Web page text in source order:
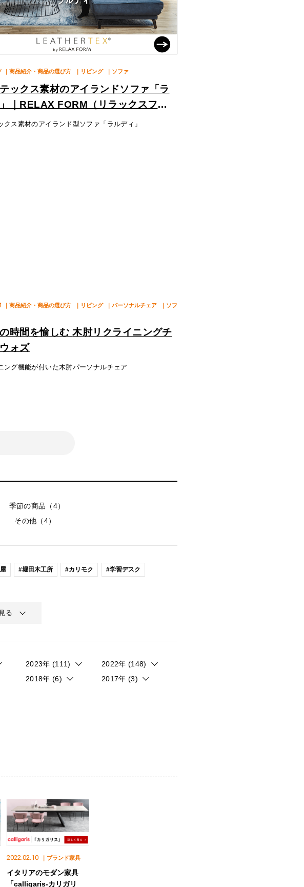
｜商品紹介・商品の選び方 ｜リビング ｜ソファ
ックス素材のアイランドソファ「ラ
｜RELAX FORM（リラックスフォ
クス素材のアイランド型ソファ「ラルディ」
｜商品紹介・商品の選び方 ｜リビング ｜パーソナルチェア
｜ソフ
愉しむ 木肘リクライニングチ
ォズ
ング機能が付いた木肘パーソナルチェア
季節の商品（4）
その他（4）
#堀田木工所 #カリモク #学習デスク
る
2023年 (111)
2022年 (148)
2018年 (6)
2017年 (3)
2022.02.10 ｜ブランド家具
イタリアのモダン家具
「calligaris-カリガリ